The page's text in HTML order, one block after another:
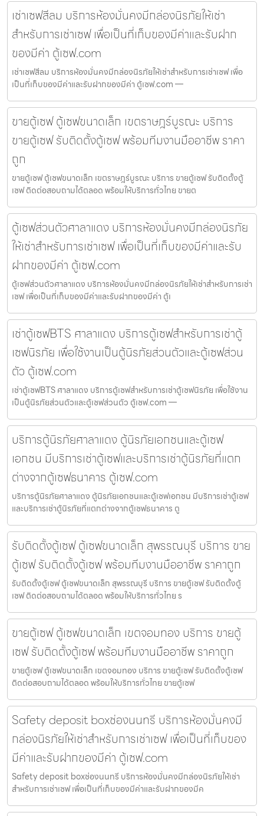
เช่าเซฟสีลม บริการห้องมั่นคงมีกล่องนิรภัยให้เช่า
สำหรับการเช่าเซฟ เพื่อเป็นที่เก็บของมีค่าและรับฝาก
ของมีค่า ตู้เซฟ.com
เช่าเซฟสีลม บริการห้องมั่นคงมีกล่องนิรภัยให้เช่าสำหรับการเช่าเซฟ เพื่อ
เป็นที่เก็บของมีค่าและรับฝากของมีค่า ตู้เซฟ.com —
ขายตู้เซฟ ตู้เซฟขนาดเล็ก เขตราษฎร์บูรณะ บริการ
ขายตู้เซฟ รับติดตั้งตู้เซฟ พร้อมทีมงานมืออาชีพ ราคา
ถูก
ขายตู้เซฟ ตู้เซฟขนาดเล็ก เขตราษฎร์บูรณะ บริการ ขายตู้เซฟ รับติดตั้งตู้
เซฟ ติดต่อสอบถามได้ตลอด พร้อมให้บริการทั่วไทย ขายต
ตู้เซฟส่วนตัวศาลาแดง บริการห้องมั่นคงมีกล่องนิรภัย
ให้เช่าสำหรับการเช่าเซฟ เพื่อเป็นที่เก็บของมีค่าและรับ
ฝากของมีค่า ตู้เซฟ.com
ตู้เซฟส่วนตัวศาลาแดง บริการห้องมั่นคงมีกล่องนิรภัยให้เช่าสำหรับการเช่า
เซฟ เพื่อเป็นที่เก็บของมีค่าและรับฝากของมีค่า ตู้เ
เช่าตู้เซฟBTS ศาลาแดง บริการตู้เซฟสำหรับการเช่าตู้
เซฟนิรภัย เพื่อใช้งานเป็นตู้นิรภัยส่วนตัวและตู้เซฟส่วน
ตัว ตู้เซฟ.com
เช่าตู้เซฟBTS ศาลาแดง บริการตู้เซฟสำหรับการเช่าตู้เซฟนิรภัย เพื่อใช้งาน
เป็นตู้นิรภัยส่วนตัวและตู้เซฟส่วนตัว ตู้เซฟ.com —
บริการตู้นิรภัยศาลาแดง ตู้นิรภัยเอกชนและตู้เซฟ
เอกชน มีบริการเช่าตู้เซฟและบริการเช่าตู้นิรภัยที่แตก
ต่างจากตู้เซฟธนาคาร ตู้เซฟ.com
บริการตู้นิรภัยศาลาแดง ตู้นิรภัยเอกชนและตู้เซฟเอกชน มีบริการเช่าตู้เซฟ
และบริการเช่าตู้นิรภัยที่แตกต่างจากตู้เซฟธนาคาร ตู
รับติดตั้งตู้เซฟ ตู้เซฟขนาดเล็ก สุพรรณบุรี บริการ ขาย
ตู้เซฟ รับติดตั้งตู้เซฟ พร้อมทีมงานมืออาชีพ ราคาถูก
รับติดตั้งตู้เซฟ ตู้เซฟขนาดเล็ก สุพรรณบุรี บริการ ขายตู้เซฟ รับติดตั้งตู้
เซฟ ติดต่อสอบถามได้ตลอด พร้อมให้บริการทั่วไทย ร
ขายตู้เซฟ ตู้เซฟขนาดเล็ก เขตจอมทอง บริการ ขายตู้
เซฟ รับติดตั้งตู้เซฟ พร้อมทีมงานมืออาชีพ ราคาถูก
ขายตู้เซฟ ตู้เซฟขนาดเล็ก เขตจอมทอง บริการ ขายตู้เซฟ รับติดตั้งตู้เซฟ
ติดต่อสอบถามได้ตลอด พร้อมให้บริการทั่วไทย ขายตู้เซฟ
Safety deposit boxช่องนนทรี บริการห้องมั่นคงมี
กล่องนิรภัยให้เช่าสำหรับการเช่าเซฟ เพื่อเป็นที่เก็บของ
มีค่าและรับฝากของมีค่า ตู้เซฟ.com
Safety deposit boxช่องนนทรี บริการห้องมั่นคงมีกล่องนิรภัยให้เช่า
สำหรับการเช่าเซฟ เพื่อเป็นที่เก็บของมีค่าและรับฝากของมีค